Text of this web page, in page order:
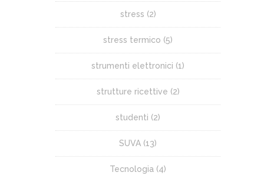
stress (2)
stress termico (5)
strumenti elettronici (1)
strutture ricettive (2)
studenti (2)
SUVA (13)
Tecnologia (4)